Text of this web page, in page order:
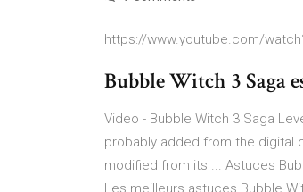
https://www.youtube.com/
Bubble Witch 3 Saga
Video - Bubble Witch 3 Saga
probably added from the digital
modified from its ... Astuces
Les meilleurs astuces Bubble